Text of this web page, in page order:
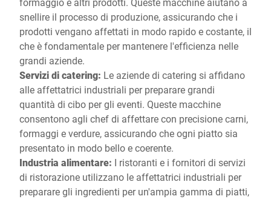
snellire il processo di produzione, assicurando che i
prodotti vengano affettati in modo rapido e costante, il
che è fondamentale per mantenere l'efficienza nelle
grandi aziende.
Servizi di catering: Le aziende di catering si affidano
alle affettatrici industriali per preparare grandi
quantità di cibo per gli eventi. Queste macchine
consentono agli chef di affettare con precisione carni,
formaggi e verdure, assicurando che ogni piatto sia
presentato in modo bello e coerente.
Industria alimentare: I ristoranti e i fornitori di servizi
di ristorazione utilizzano le affettatrici industriali per
preparare gli ingredienti per un'ampia gamma di piatti,